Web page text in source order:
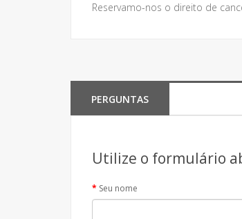
Reservamo-nos o direito de
PERGUNTAS
Utilize o formulário
Seu nome